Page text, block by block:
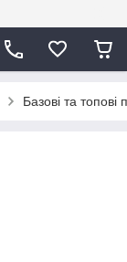
Базові та топові